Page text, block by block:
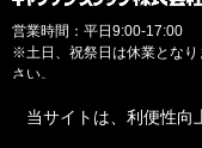
営業時間：平日9:00-17:00
※土日、祝祭日は休業となり
さい。
当サイトは、利便性向